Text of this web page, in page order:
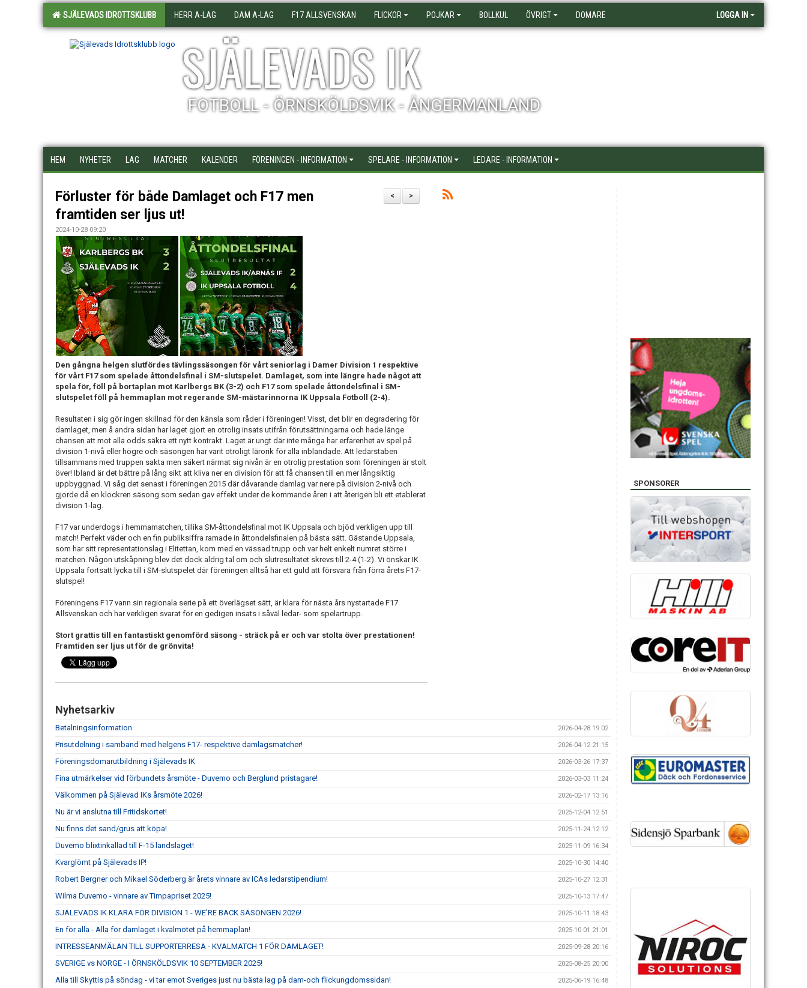
SJÄLEVADS IDROTTSKLUBB HERR A-LAG DAM A-LAG F17 ALLSVENSKAN FLICKOR POJKAR BOLLKUL ÖVRIGT DOMARE LOGGA IN
SJÄLEVADS IK
FOTBOLL - ÖRNSKÖLDSVIK - ÅNGERMANLAND
HEM NYHETER LAG MATCHER KALENDER FÖRENINGEN - INFORMATION SPELARE - INFORMATION LEDARE - INFORMATION
>
<
Förluster för både Damlaget och F17 men
framtiden ser ljus ut!
2024-10-28 09:20
Den gångna helgen slutfördes tävlingssäsongen för vårt seniorlag i Damer Division 1 respektive
för vårt F17 som spelade åttondelsfinal i SM-slutspelet. Damlaget, som inte längre hade något att
spela för, föll på bortaplan mot Karlbergs BK (3-2) och F17 som spelade åttondelsfinal i SM-
slutspelet föll på hemmaplan mot regerande SM-mästarinnorna IK Uppsala Fotboll (2-4).
Resultaten i sig gör ingen skillnad för den känsla som råder i föreningen! Visst, det blir en degradering för
damlaget, men å andra sidan har laget gjort en otrolig insats utifrån förutsättningarna och hade länge
chansen att mot alla odds säkra ett nytt kontrakt. Laget är ungt där inte många har erfarenhet av spel på
division 1-nivå eller högre och säsongen har varit otroligt lärorik för alla inblandade. Att ledarstaben
tillsammans med truppen sakta men säkert närmat sig nivån är en otrolig prestation som föreningen är stolt
över! Ibland är det bättre på lång sikt att kliva ner en division för att få chansen till en mer långsiktig
uppbyggnad. Vi såg det senast i föreningen 2015 där dåvarande damlag var nere på division 2-nivå och
gjorde då en klockren säsong som sedan gav effekt under de kommande åren i att återigen bli ett etablerat
division 1-lag.
F17 var underdogs i hemmamatchen, tillika SM-åttondelsfinal mot IK Uppsala och bjöd verkligen upp till
match! Perfekt väder och en fin publiksiffra ramade in åttondelsfinalen på bästa sätt. Gästande Uppsala,
som har sitt representationslag i Elitettan, kom med en vässad trupp och var helt enkelt numret större i
matchen. Någon utskåpning blev det dock aldrig tal om och slutresultatet skrevs till 2-4 (1-2). Vi önskar IK
Uppsala fortsatt lycka till i SM-slutspelet där föreningen alltså har ett guld att försvara från förra årets F17-
slutspel!
Föreningens F17 vann sin regionala serie på ett överlägset sätt, är klara för nästa års nystartade F17
Allsvenskan och har verkligen svarat för en gedigen insats i såväl ledar- som spelartrupp.
Stort grattis till en fantastiskt genomförd säsong - sträck på er och var stolta över prestationen!
Framtiden ser ljus ut för de grönvita!
Nyhetsarkiv
Betalningsinformation 2026-04-28 19:02
Prisutdelning i samband med helgens F17- respektive damlagsmatcher! 2026-04-12 21:15
Föreningsdomarutbildning i Själevads IK 2026-03-26 17:37
Fina utmärkelser vid förbundets årsmöte - Duvemo och Berglund pristagare! 2026-03-03 11:24
Välkommen på Själevad IKs årsmöte 2026! 2026-02-17 13:16
Nu är vi anslutna till Fritidskortet! 2025-12-04 12:51
Nu finns det sand/grus att köpa! 2025-11-24 12:12
Duvemo blixtinkallad till F-15 landslaget! 2025-11-09 16:34
Kvarglömt på Själevads IP! 2025-10-30 14:40
Robert Bergner och Mikael Söderberg är årets vinnare av ICAs ledarstipendium! 2025-10-27 12:31
Wilma Duvemo - vinnare av Timpapriset 2025! 2025-10-13 17:47
SJÄLEVADS IK KLARA FÖR DIVISION 1 - WE’RE BACK SÄSONGEN 2026! 2025-10-11 18:43
En för alla - Alla för damlaget i kvalmötet på hemmaplan! 2025-10-01 21:01
INTRESSEANMÄLAN TILL SUPPORTERRESA - KVALMATCH 1 FÖR DAMLAGET! 2025-09-28 20:16
SVERIGE vs NORGE - I ÖRNSKÖLDSVIK 10 SEPTEMBER 2025! 2025-08-25 20:00
Alla till Skyttis på söndag - vi tar emot Sveriges just nu bästa lag på dam-och flickungdomssidan! 2025-06-19 16:48
SPONSORER